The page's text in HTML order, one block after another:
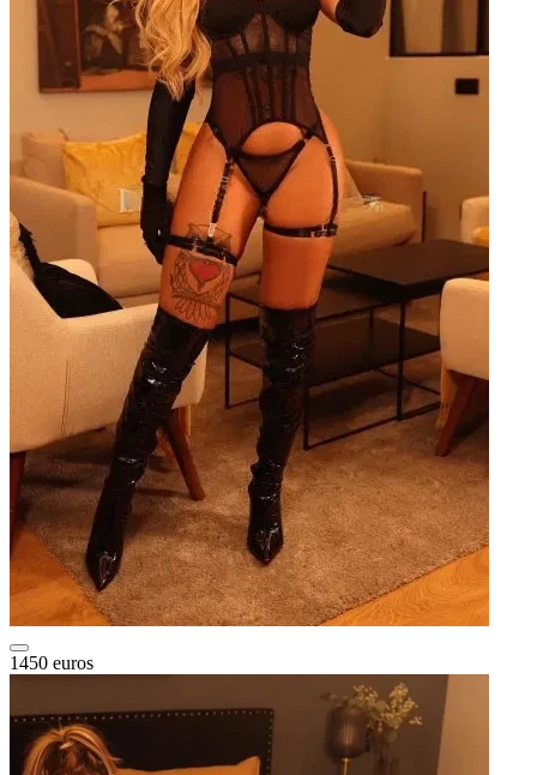
1450 euros